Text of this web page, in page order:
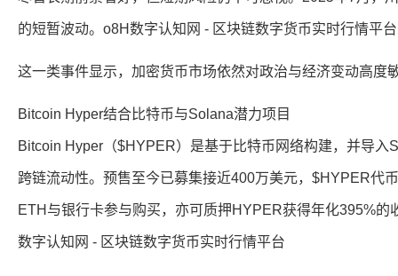
的短暂波动。o8H数字认知网 - 区块链数字货币实时行情平台
这一类事件显示，加密货币市场依然对政治与经济变动高度
Bitcoin Hyper结合比特币与Solana潜力项目
Bitcoin Hyper（$HYPER）是基于比特币网络构建，并导
跨链流动性。预售至今已募集接近400万美元，$HYPER代
ETH与银行卡参与购买，亦可质押HYPER获得年化395%
数字认知网 - 区块链数字货币实时行情平台